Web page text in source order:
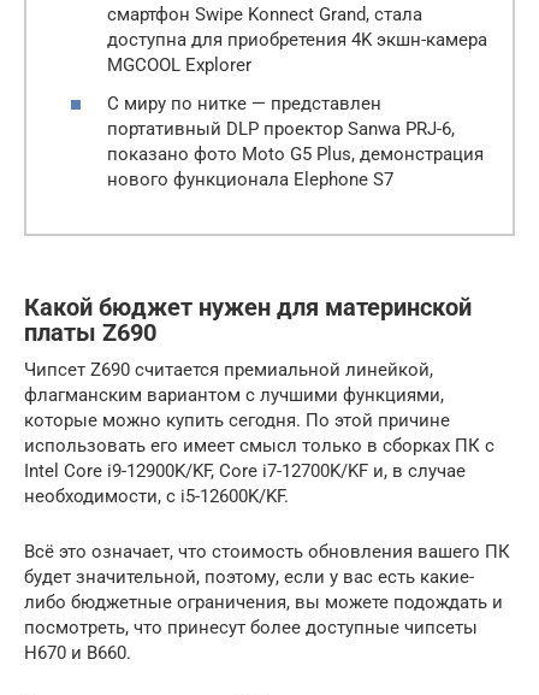
смартфон Swipe Konnect Grand, стала
доступна для приобретения 4K экшн-камера
MGCOOL Explorer
С миру по нитке — представлен
портативный DLP проектор Sanwa PRJ-6,
показано фото Moto G5 Plus, демонстрация
нового функционала Elephone S7
Какой бюджет нужен для материнской
платы Z690
Чипсет Z690 считается премиальной линейкой,
флагманским вариантом с лучшими функциями,
которые можно купить сегодня. По этой причине
использовать его имеет смысл только в сборках ПК с
Intel Core i9-12900K/KF, Core i7-12700K/KF и, в случае
необходимости, с i5-12600K/KF.
Всё это означает, что стоимость обновления вашего ПК
будет значительной, поэтому, если у вас есть какие-
либо бюджетные ограничения, вы можете подождать и
посмотреть, что принесут более доступные чипсеты
H670 и B660.